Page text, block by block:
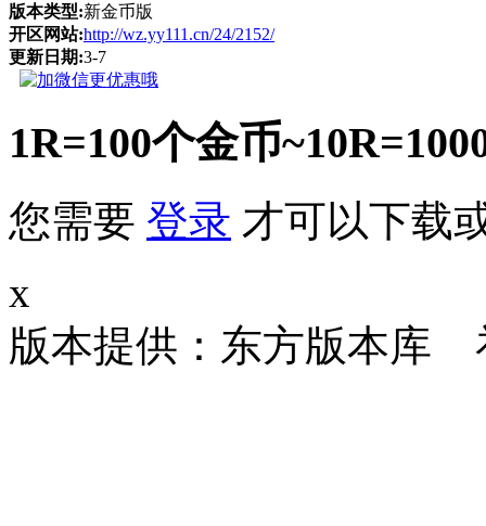
版本类型:新金币版
开区网站:http://wz.yy111.cn/24/2152/
更新日期:3-7
1R=100个金币
您需要 登录 才可以下载
x
版本提供：东方版本库